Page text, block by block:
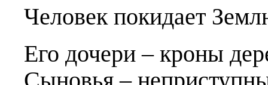
Человек покидает
Его дочери – кроны